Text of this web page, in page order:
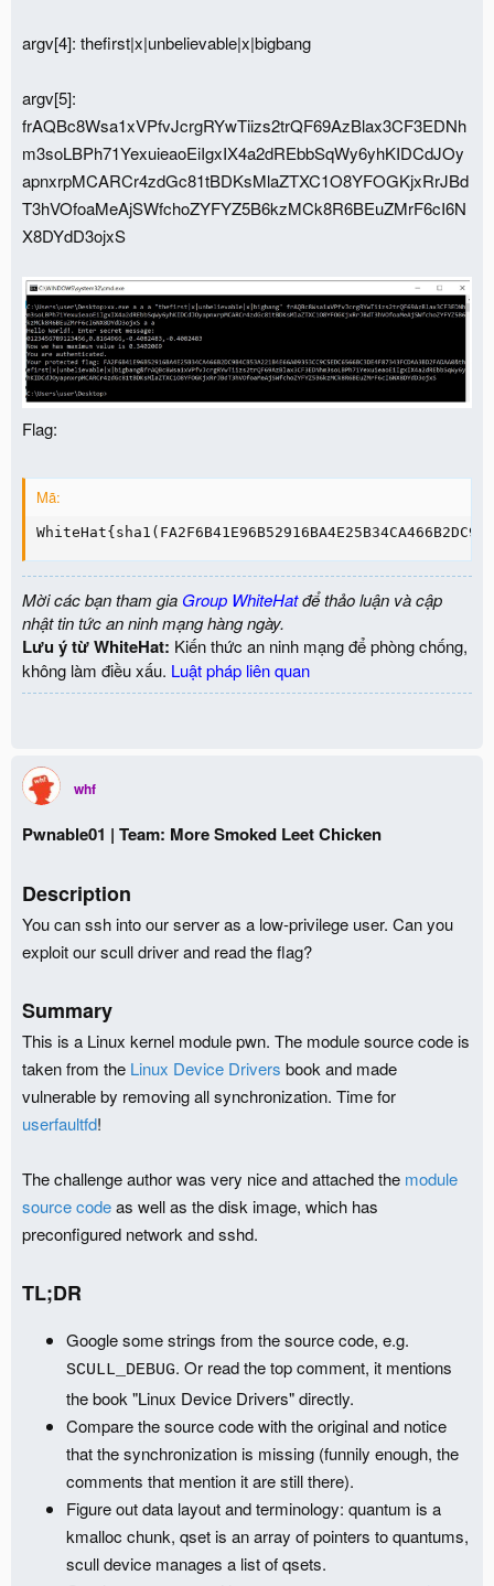
argv[4]: thefirst|x|unbelievable|x|bigbang
argv[5]:
frAQBc8Wsa1xVPfvJcrgRYwTiizs2trQF69AzBlax3CF3EDNh
m3soLBPh71YexuieaoEiIgxIX4a2dREbbSqWy6yhKIDCdJOy
apnxrpMCARCr4zdGc81tBDKsMlaZTXC1O8YFOGKjxRrJBd
T3hVOfoaMeAjSWfchoZYFYZ5B6kzMCk8R6BEuZMrF6cI6N
X8DYdD3ojxS
Flag:
Mã:
Mời các bạn tham gia Group WhiteHatđể thảo luận và cập
nhật tin tức an ninh mạng hàng ngày.
Lưu ý từ WhiteHat: Kiến thức an ninh mạng để phòng chống,
không làm điều xấu. Luật pháp liên quan
whf
Pwnable01 | Team: More Smoked Leet Chicken
Description
You can ssh into our server as a low-privilege user. Can you
exploit our scull driver and read the flag?
Summary
This is a Linux kernel module pwn. The module source code is
taken from the Linux Device Drivers book and made
vulnerable by removing all synchronization. Time for
userfaultfd!
The challenge author was very nice and attached the module
source codeas well as the disk image, which has
preconfigured network and sshd.
TL;DR
Google some strings from the source code, e.g.
SCULL_DEBUG. Or read the top comment, it mentions
the book "Linux Device Drivers" directly.
Compare the source code with the original and notice
that the synchronization is missing (funnily enough, the
comments that mention it are still there).
Figure out data layout and terminology: quantum is a
kmalloc chunk, qset is an array of pointers to quantums,
scull device manages a list of qsets.